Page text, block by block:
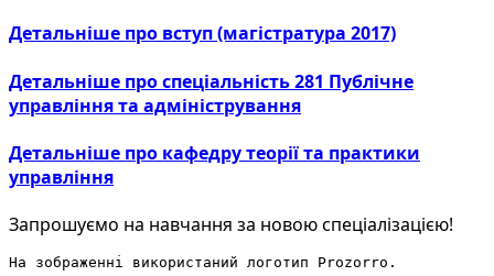
Детальніше про вступ (магістратура 2017)
Детальніше про спеціальність 281 Публічне
управління та адміністрування
Детальніше про кафедру теорії та практики
управління
Запрошуємо на навчання за новою спеціалізацією!
На зображенні використаний логотип Prozorro.